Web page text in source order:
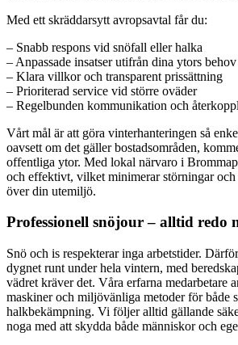
Med ett skräddarsytt avropsavtal får du:
– Snabb respons vid snöfall eller halka
– Anpassade insatser utifrån dina ytors behov
– Klara villkor och transparent prissättning
– Prioriterad service vid större oväder
– Regelbunden kommunikation och
Vårt mål är att göra vinterhanteringen så
oavsett om det gäller bostadsområden,
offentliga ytor. Med lokal närvaro i
och effektivt, vilket minimerar störningar
över din utemiljö.
Professionell snöjour – alltid redo
Snö och is respekterar inga arbetstider.
dygnet runt under hela vintern, med
vädret kräver det. Våra erfarna medarbetare
maskiner och miljövänliga metoder för både
halkbekämpning. Vi följer alltid gällande
noga med att skydda både människor och